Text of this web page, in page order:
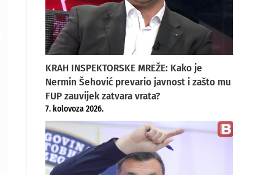
KRAH INSPEKTORSKE MREŽE: Kako je
Nermin Šehović prevario javnost i zašto mu
FUP zauvijek zatvara vrata?
7. kolovoza 2026.